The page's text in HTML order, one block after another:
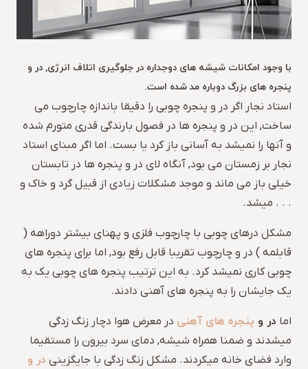
با وجود امکانات شیشه های دوجداره در جلوگیری اتلاف انرژی, در و
پنجره های بزرگ دوباره مد شده است.
استاد نجار اگر در و پنجره چوبی را دقیقا باندازه چارچوب می
ساخت, این در و پنجره ها در فصول بارندگی قدری متورم شده
و آنها را نمیشد به آسانی باز کرد یا بست. اما اگر مبنای استاد
نجار بر زمستان می بود, آنگاه لای در و پنجره ها در تابستان
خیلی باز می ماند و موجد مشکلات زیادی از قبیل گرد و خاک و
. . . میشد.
مشکل درهای چوبی با چارچوب فلزی و پهنای بیشتر دوراهه (
قابلمه ) در و چارچوب تقریبا قابل رفع بود, اما برای پنجره های
چوبی کاری نمیشد کرد. به این ترتیب پنجره های چوبی یک به
یک جایشان را به پنجره های آهنی دادند.
اما در و پنجره های آهنی در معرض هوا دچار زنگ زدگی
میشدند و ضمنا همراه شیشه, دمای سرد بیرون را مستقیما
وارد فضای خانه میکردند. مشکل زنگ زدگی با جایگزینی در و